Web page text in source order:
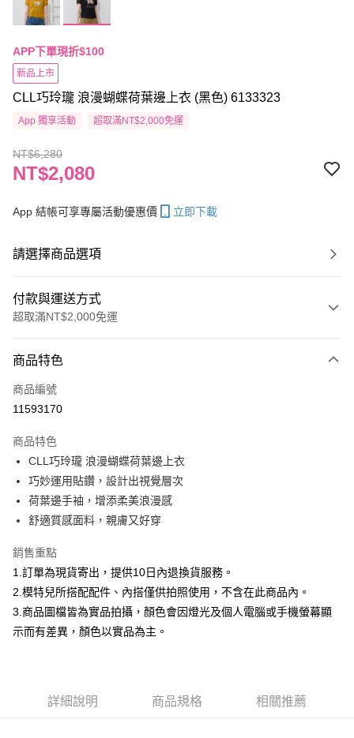
APP下單現折$100
新品上市
CLL巧玲瓏 浪漫蝴蝶荷葉邊上衣 (黑色) 6133323
App 獨享活動 超取滿NT$2,000免運
NT$6,280
NT$2,080
App 結帳可享專屬活動優惠價 立即下載
請選擇商品選項
付款與運送方式
超取滿NT$2,000免運
信用卡一次付款
信用卡分期付款
合作金庫商業銀行
華南商業銀行
上海商業儲蓄銀行
國泰世華商業銀行
臺灣中小企業銀行
聯邦商業銀行
元大商業銀行
永豐商業銀行
台新國際商業銀行
中國信託商業銀行
台灣樂天信用卡公司
超商取貨付款
LINE Pay
Apple Pay
悠遊付
Google Pay
大哥付你分期
2.付款方式選擇「大哥付你分期」，訂單成立後會自動跳轉到大哥付的交易
流程，驗證手機門號後，選擇欲分期的期數、繳款截止日，確認付款後即完
相關說明
商品特色
商品編號
11593170
商品特色
CLL巧玲瓏 浪漫蝴蝶荷葉邊上衣
巧妙運用貼鑽，設計出視覺層次
荷葉邊手袖，增添柔美浪漫感
舒適質感面料，親膚又好穿
銷售重點
1.訂單為現貨寄出，提供10日內退換貨服務。
2.模特兒所搭配配件、內搭僅供拍照使用，不含在此商品內。
3.商品圖檔皆為實品拍攝，顏色會因燈光及個人電腦或手機螢幕顯
示而有差異，顏色以實品為主。
詳細說明 商品規格 相關推薦